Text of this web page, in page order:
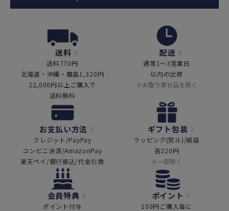
送料
送料770円
北海道・沖縄・離島1,320円
22,000円以上ご購入で
送料無料
配送
通常1～3営業日
以内の出荷
※お取り寄せ品を除く
お支払い方法
クレジット/PayPay
コンビニ決済/AmazonPay
楽天ペイ/銀行振込/代金引換
ギフト包装
ラッピング(熨斗)/紙袋
各220円
※一部除く
会員特典
ポイント付与
ポイント
100円ご購入毎に